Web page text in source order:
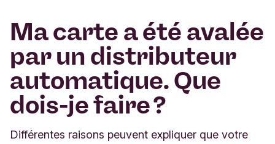
Ma carte a été avalée
par un distributeur
automatique. Que
dois-je faire ?
Différentes raisons peuvent expliquer que votre